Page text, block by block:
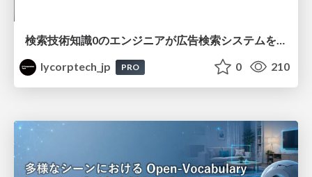
検索技術知識0のエンジニアが広告検索システムを内製化して運用するまで
lycorptech_jp
PRO 0 210